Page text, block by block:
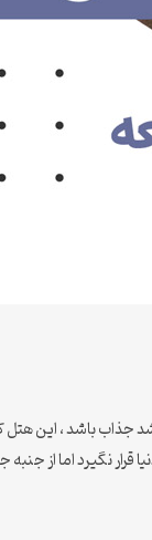
نگیرد اما از